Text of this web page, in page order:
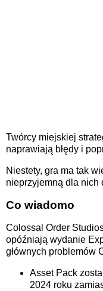
Twórcy miejskiej
naprawiają błędy i
Niestety, gra ma tak
nieprzyjemną dla nich
Co wiadomo
Colossal Order
opóźniają wydanie
głównych problemów
Asset Pack
2024 roku